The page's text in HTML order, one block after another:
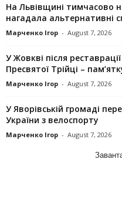
На Львівщині тимчасово
нагадала альтернативні
Марченко Ігор - August 7, 2026
У Жовкві після
Пресвятої Трійці –
Марченко Ігор - August 7, 2026
У Яворівській громаді
України з велоспорту
Марченко Ігор - August 7, 2026